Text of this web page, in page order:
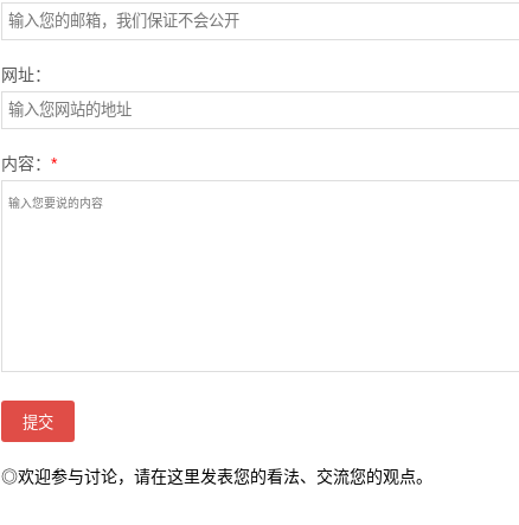
网址：
内容： *
◎欢迎参与讨论，请在这里发表您的看法、交流您的观点。